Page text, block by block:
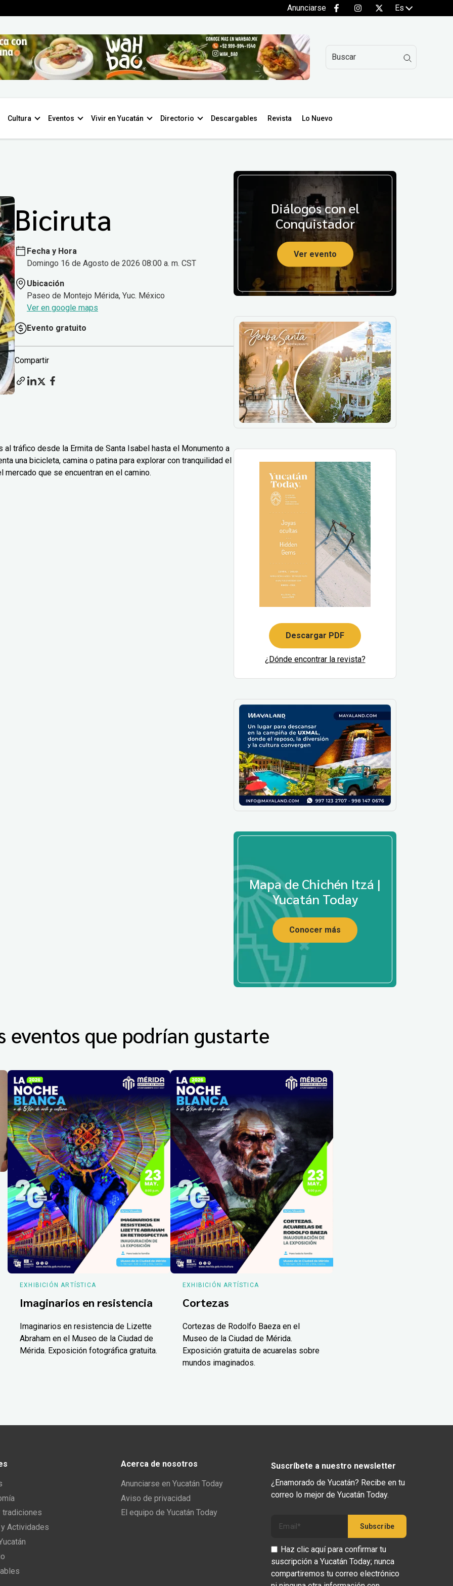
Anunciarse Es
Cultura Eventos Vivir en Yucatán Directorio Descargables Revista Lo Nuevo
Biciruta
Fecha y Hora
Domingo 16 de Agosto de 2026 08:00 a. m. CST
Ubicación
Paseo de Montejo Mérida, Yuc. México
Ver en google maps
Evento gratuito
Compartir
al tráfico desde la Ermita de Santa Isabel hasta el Monumento a
una bicicleta, camina o patina para explorar con tranquilidad el
que se encuentran en el camino.
Diálogos con el
Conquistador
Ver evento
Descargar PDF
¿Dónde encontrar la revista?
Mapa de Chichén Itzá |
Yucatán Today
Conocer más
eventos que podrían gustarte
EXHIBICIÓN ARTÍSTICA
Imaginarios en resistencia
Imaginarios en resistencia de Lizette
Abraham en el Museo de la Ciudad de
Mérida. Exposición fotográfica gratuita.
EXHIBICIÓN ARTÍSTICA
Cortezas
Cortezas de Rodolfo Baeza en el
Museo de la Ciudad de Mérida.
Exposición gratuita de acuarelas sobre
mundos imaginados.
tradiciones
Actividades
Acerca de nosotros
Anunciarse en Yucatán Today
Aviso de privacidad
El equipo de Yucatán Today
Suscríbete a nuestro newsletter
¿Enamorado de Yucatán? Recibe en tu
correo lo mejor de Yucatán Today.
Haz clic aquí para confirmar tu
suscripción a Yucatán Today; nunca
compartiremos tu correo electrónico